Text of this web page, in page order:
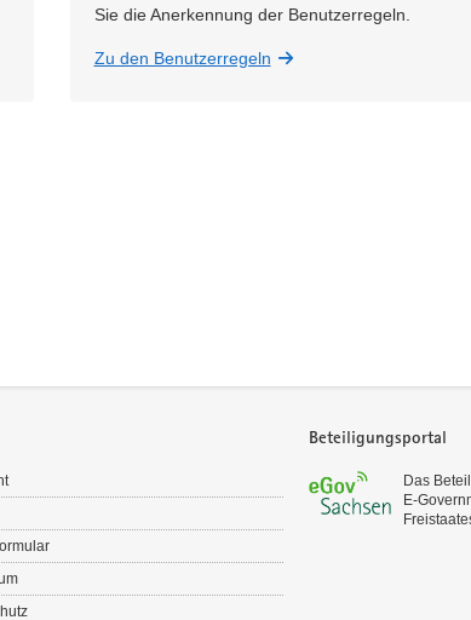
Sie die Anerkennung der Benutzerregeln.
Zu den Benutzerregeln
Beteiligungsportal
Das